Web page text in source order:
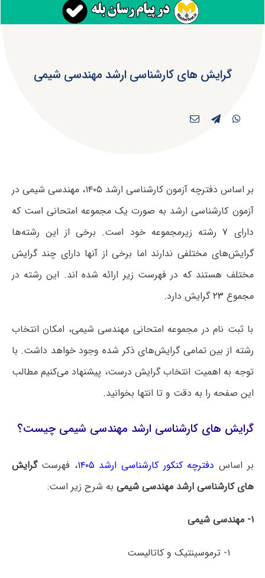
گرایش های کارشناسی ارشد مهندسی شیمی
بر اساس دفترچه آزمون کارشناسی ارشد ۱۴۰۵، مهندسی شیمی در
آزمون کارشناسی ارشد به صورت یک مجموعه امتحانی است که
دارای ۷رشته زیرمجموعه خود است. برخی از این رشته‌ها
گرایش‌های مختلفی ندارند اما برخی از آنها دارای چند گرایش
مختلف هستند که در فهرست زیر ارائه شده اند. این رشته در
مجموع ۲۳گرایش دارد.
با ثبت نام در مجموعه امتحانی مهندسی شیمی، امکان انتخاب
رشته از بین تمامی گرایش‌های ذکر شده وجود خواهد داشت. با
توجه به اهمیت انتخاب گرایش درست، پیشنهاد می‌کنیم مطالب
این صفحه را به دقت و تا انتها بخوانید.
گرایش های کارشناسی ارشد مهندسی شیمی چیست؟
بر اساس دفترچه کنکور کارشناسی ارشد ۱۴۰۵ ، فهرست گرایش
های کارشناسی ارشد مهندسی شیمی به شرح زیر است:
۱- مهندسی شیمی
۱- ترموسینتیک و کاتالیست